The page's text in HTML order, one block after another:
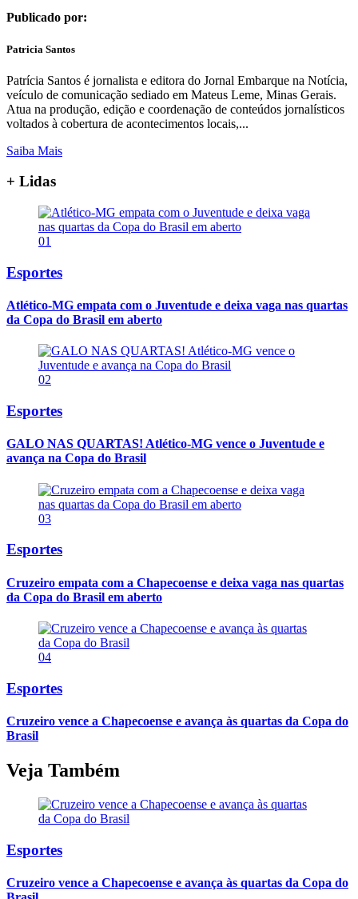
Publicado por:
Patricia Santos
Patrícia Santos é jornalista e editora do Jornal Embarque na Notícia,
veículo de comunicação sediado em Mateus Leme, Minas Gerais.
Atua na produção, edição e coordenação de conteúdos jornalísticos
voltados à cobertura de acontecimentos locais,...
Saiba Mais
+ Lidas
01
Esportes
Atlético-MG empata com o Juventude e deixa vaga nas quartas
da Copa do Brasil em aberto
02
Esportes
GALO NAS QUARTAS! Atlético-MG vence o Juventude e
avança na Copa do Brasil
03
Esportes
Cruzeiro empata com a Chapecoense e deixa vaga nas quartas
da Copa do Brasil em aberto
04
Esportes
Cruzeiro vence a Chapecoense e avança às quartas da Copa do
Brasil
Veja Também
Esportes
Cruzeiro vence a Chapecoense e avança às quartas da Copa do